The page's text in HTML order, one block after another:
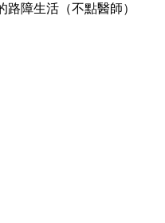
路障生活（不點醫師）